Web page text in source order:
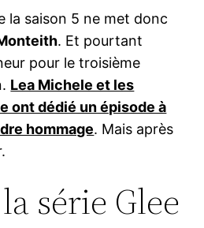
la saison 5 ne met donc
. Et pourtant
pour le troisième
Lea Michele et les
ont dédié un épisode à
hommage. Mais après
série Glee